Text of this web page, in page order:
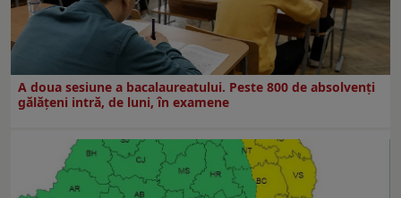
A doua sesiune a bacalaureatului. Peste 800 de absolvenţi
gălăţeni intră, de luni, în examene